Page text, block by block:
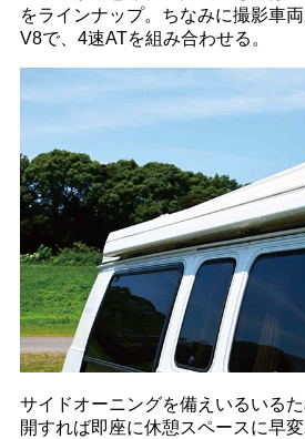
をラインナップ。ちなみに撮影車
V8で、4速ATを組み合わせる。
サイドオーニングを備えいるいる
開すれば即座に休憩スペースに早